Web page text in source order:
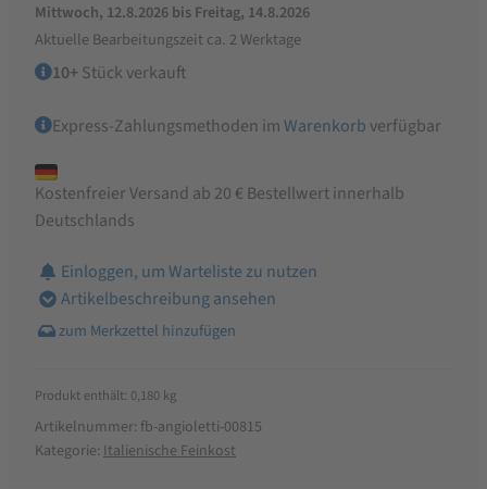
mit
Thunfisch,
Sardellen
Karpern
Menge
Mittwoch, 12.8.2026 bis Freitag, 14.8.2026
Aktuelle Bearbeitungszeit ca. 2 Werktage
10+Stück verkauft
Express-Zahlungsmethoden imWarenkorb verfügbar
Kostenfreier Versand ab 20 € Bestellwert innerhalb
Deutschlands
Einloggen, um Warteliste zu nutzen
Artikelbeschreibung ansehen
Produkt enthält: 0,180 kg
Artikelnummer: fb-angioletti-00815
Kategorie: Italienische Feinkost